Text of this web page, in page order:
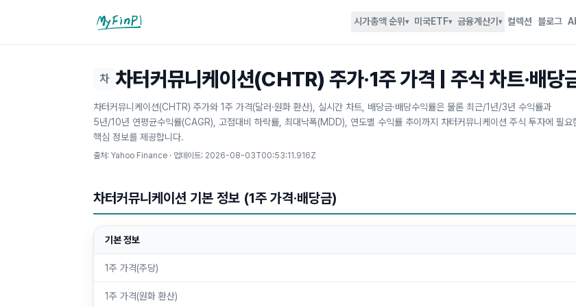
마이핀플
시가총액 순위 ▾ 미국ETF▾ 금융계산기 ▾ 컬렉션 블로그
차 차터커뮤니케이션(CHTR) 주가·1주 가격 | 주식 차트·배당
차터커뮤니케이션(CHTR) 주가와 1주 가격(달러·원화 환산), 실시간 차트, 배당금·배당수익률은 물론 최근/1년/3년 수익률과
5년/10년 연평균수익률(CAGR), 고점대비 하락률, 최대낙폭(MDD), 연도별 수익률 추이까지 차터커뮤니케이션 주식 투자에 필요
핵심 정보를 제공합니다.
출처: Yahoo Finance · 업데이트: 2026-08-03T00:53:11.916Z
차터커뮤니케이션 기본 정보 (1주 가격·배당금)
기본 정보
1주 가격(주당)
1주 가격(원화 환산)